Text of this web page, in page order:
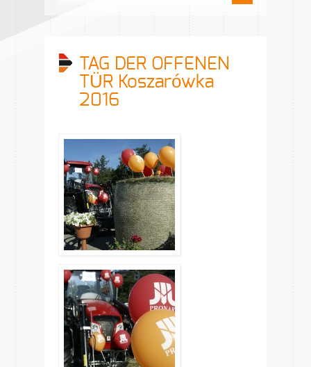
TAG DER OFFENEN
TÜR Koszarówka
2016